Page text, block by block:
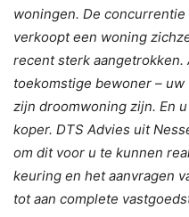
woningen. De
verkoopt een woning
recent sterk
toekomstige bewoner –
zijn droomwoning zijn. En
koper. DTS Advies uit
om dit voor u te kunnen
keuring en het aanvragen
tot aan complete